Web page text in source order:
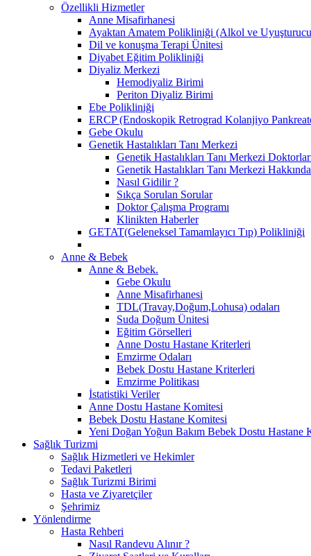
Özellikli Hizmetler
Anne Misafirhanesi
Ayaktan Amatem Polikliniği (Alkol ve Uyuşturucu
Dil ve konuşma Terapi Ünitesi
Diyabet Eğitim Polikliniği
Diyaliz Merkezi
Hemodiyaliz Birimi
Periton Diyaliz Birimi
Ebe Polikliniği
ERCP (Endoskopik Retrograd Kolanjiyo
Gebe Okulu
Genetik Hastalıkları Tanı Merkezi
Genetik Hastalıkları Tanı Merkezi
Genetik Hastalıkları Tanı Merkezi Hakkında
Nasıl Gidilir ?
Sıkça Sorulan Sorular
Doktor Çalışma Programı
Klinikten Haberler
GETAT(Geleneksel Tamamlayıcı Tıp) Polikliniği
Anne & Bebek
Anne & Bebek.
Gebe Okulu
Anne Misafirhanesi
TDL(Travay,Doğum,Lohusa) odaları
Suda Doğum Ünitesi
Eğitim Görselleri
Anne Dostu Hastane Kriterleri
Emzirme Odaları
Bebek Dostu Hastane Kriterleri
Emzirme Politikası
İstatistiki Veriler
Anne Dostu Hastane Komitesi
Bebek Dostu Hastane Komitesi
Yeni Doğan Yoğun Bakım Bebek Dostu Hastane
Sağlık Turizmi
Sağlık Hizmetleri ve Hekimler
Tedavi Paketleri
Sağlık Turizmi Birimi
Hasta ve Ziyaretçiler
Şehrimiz
Yönlendirme
Hasta Rehberi
Nasıl Randevu Alınır ?